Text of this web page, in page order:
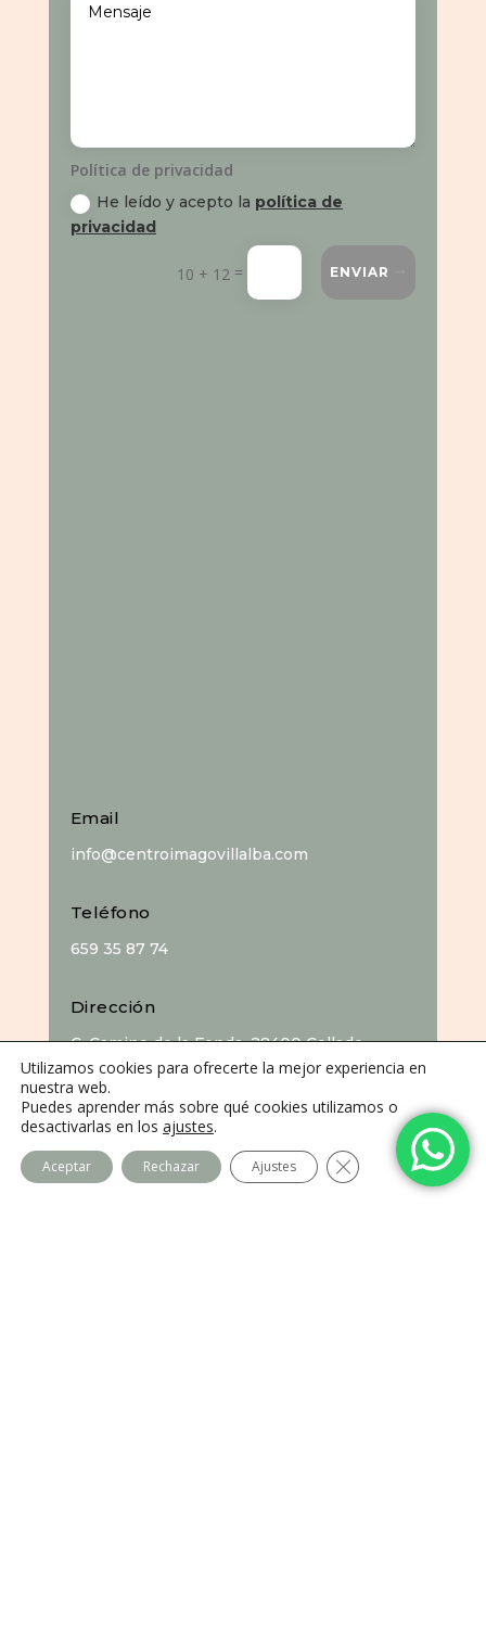
Política de privacidad
He leído y acepto la política de
privacidad
10 + 12 = ENVIAR
Email
info@centroimagovillalba.com
Teléfono
659 35 87 74
Dirección
C. Camino de la Fonda, 28400 Collado
Villalba, Madrid
Utilizamos cookies para ofrecerte la mejor experiencia en
nuestra web.
Puedes aprender más sobre qué cookies utilizamos o
desactivarlas en los ajustes.
Aceptar Rechazar Ajustes Cerrar el banner de